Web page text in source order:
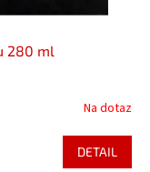
280 ml
Na dotaz
DETAIL